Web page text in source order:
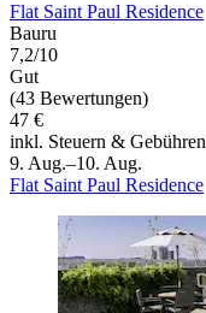
Flat Saint Paul Residence
Bauru
7,2/10
Gut
(43 Bewertungen)
47 €
inkl. Steuern & Gebühren
9. Aug.–10. Aug.
Flat Saint Paul Residence